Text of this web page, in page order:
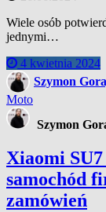
Wiele osób
jednymi…
4 kwietnia 2024
Szymon
Moto
Szymon
Xiaomi
samochód
zamówień